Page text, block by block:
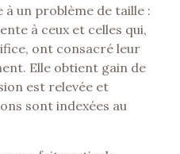
à un problème de taille :
à ceux et celles qui,
ont consacré leur
Elle obtient gain de
est relevée et
sont indexées au